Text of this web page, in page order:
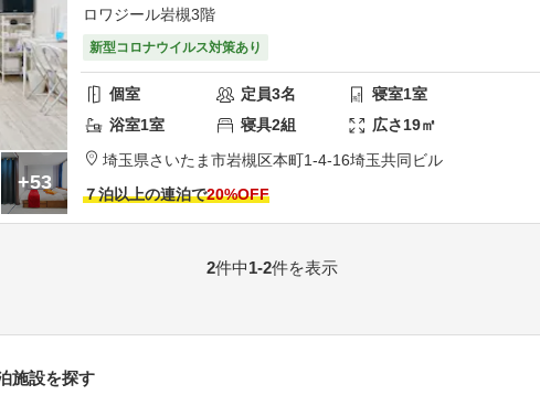
+53
ロワジール岩槻3階
新型コロナウイルス対策あり
個室 定員3名 寝室1室
浴室1室 寝具2組 広さ19㎡
埼玉県さいたま市岩槻区本町1-4-16埼玉共同ビル
７泊以上の連泊で20%OFF
2件中1-2件を表示
施設を探す